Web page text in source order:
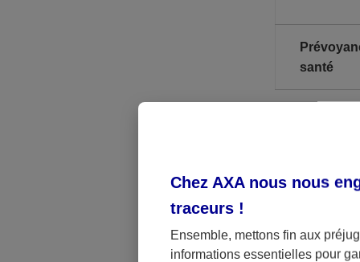
santé
** PASS :
imposable
Chez AXA nous nous
traceurs !
Ensemble, mettons fin aux
informations essentielles pour